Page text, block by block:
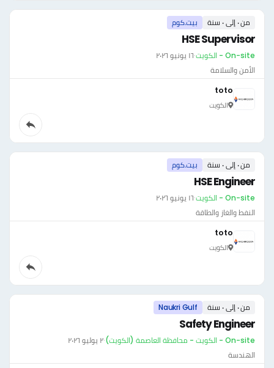
من ٠ إلى ٠ سنة بيت.كوم
HSE Supervisor
On-site - الكويت ·١٦ يونيو ٢٠٢٦
الأمن والسلامة
toto
الكويت
من ٠ إلى ٠ سنة بيت.كوم
HSE Engineer
On-site - الكويت ·١٦ يونيو ٢٠٢٦
النفط والغاز والطاقة
toto
الكويت
من ٠ إلى ٠ سنة Naukri Gulf
Safety Engineer
On-site - الكويت - محافظة العاصمة (الكويت) ·٢ يوليو ٢٠٢٦
الهندسة